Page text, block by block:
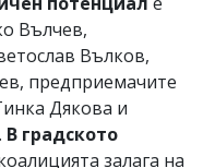
Вълчев,
Вълков,
предприемачите
Дякова и
В градското
залага на